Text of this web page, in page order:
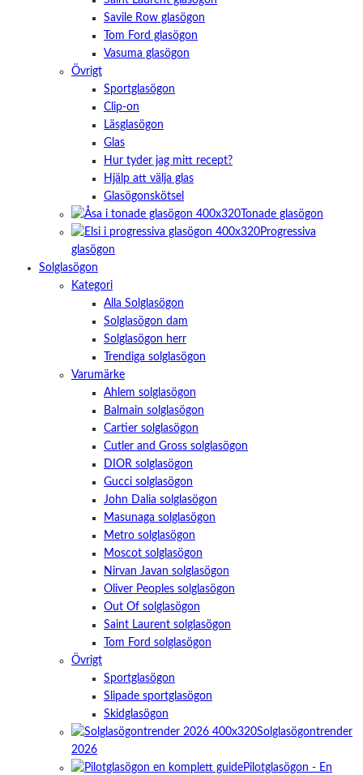
Savile Row glasögon
Tom Ford glasögon
Vasuma glasögon
Övrigt
Sportglasögon
Clip-on
Läsglasögon
Glas
Hur tyder jag mitt recept?
Hjälp att välja glas
Glasögonskötsel
Tonade glasögon
Progressiva
glasögon
Solglasögon
Kategori
Alla Solglasögon
Solglasögon dam
Solglasögon herr
Trendiga solglasögon
Varumärke
Ahlem solglasögon
Balmain solglasögon
Cartier solglasögon
Cutler and Gross solglasögon
DIOR solglasögon
Gucci solglasögon
John Dalia solglasögon
Masunaga solglasögon
Metro solglasögon
Moscot solglasögon
Nirvan Javan solglasögon
Oliver Peoples solglasögon
Out Of solglasögon
Saint Laurent solglasögon
Tom Ford solglasögon
Övrigt
Sportglasögon
Slipade sportglasögon
Skidglasögon
Solglasögontrender
2026
Pilotglasögon - En